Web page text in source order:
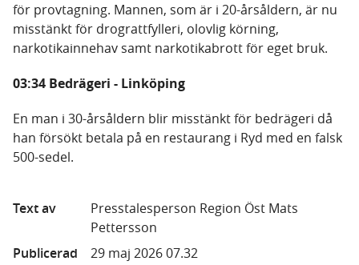
för provtagning. Mannen, som är i 20-årsåldern, är nu
misstänkt för drograttfylleri, olovlig körning,
narkotikainnehav samt narkotikabrott för eget bruk.
03:34 Bedrägeri - Linköping
En man i 30-årsåldern blir misstänkt för bedrägeri då
han försökt betala på en restaurang i Ryd med en falsk
500-sedel.
Text av
Presstalesperson Region Öst Mats
Pettersson
Publicerad
29 maj 2026 07.32